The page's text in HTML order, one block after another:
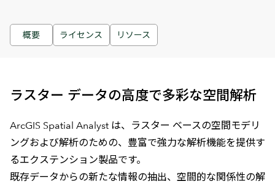
概要 ライセンス リソース
ラスター データの高度で多彩な空間解析
ArcGIS Spatial Analyst は、ラスター ベースの空間モデリ
ングおよび解析のための、豊富で強力な解析機能を提供す
るエクステンション製品です。
既存データからの新たな情報の抽出、空間的な関係性の解